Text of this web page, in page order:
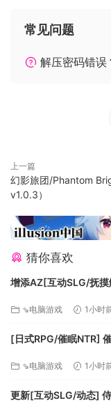
Features
踏上黑暗之路： 成
都拥有专门的强力法
的理由，而他们的
展开。这些故事由
Groover合作撰写。
的快节奏兵线防御即
位，每种单位都拥有
吧。
派出您的骷髅弓箭手
尔牧师，钢铁魔像以
常见问题
解压密码错误
上一篇
幻影旅团/Phantom
v1.0.3）
猜你喜欢
增添AZ[互动SLG/抚摸
⇘电脑游戏 1小时
[日式RPG/催眠NTR]
⇘电脑游戏 1小时
更新[互动SLG/动态]